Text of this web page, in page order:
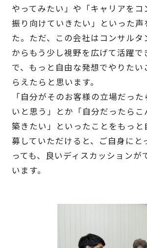
やってみたい」や「キャリアをコ
振り向けていきたい」といった声
た。ただ、この会社はコンサルタ
からもう少し視野を広げて活躍で
で、もっと自由な発想でやりたい
らえたらと思います。
「自分がそのお客様の立場だっ
いと思う」とか「自分だったらこ
築きたい」といったことをもっと
募していただけると、ご自身にと
っても、良いディスカッションが
います。